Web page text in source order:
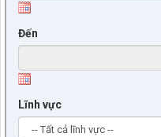
Đến
Lĩnh vực